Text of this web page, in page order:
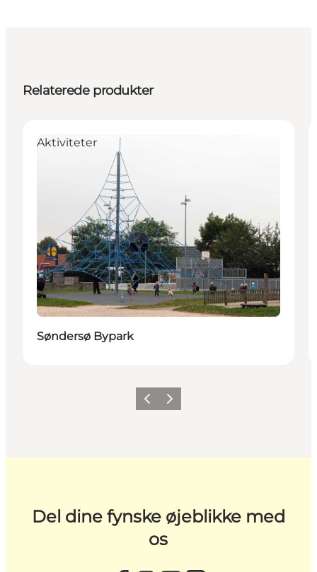
Relaterede produkter
Aktiviteter
Søndersø Bypark
ForrigeNæste
Del dine fynske øjeblikke med
os